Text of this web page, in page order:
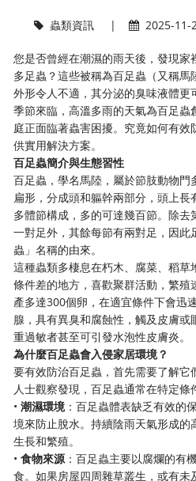
蟲類資訊| 2025-
您是否曾經在潮濕的雨天後，發現家
多足蟲？這些被稱為百足蟲（又稱
外形令人不適，其分泌的臭味液體更
季節來臨，高溫多雨的天氣為百足蟲
庭正面臨著蟲害困擾。究竟如何有
供實用解決方案。
百足蟲簡介與生態習性
百足蟲，學名馬陸，屬於節肢動物
扁形，分成頭和軀幹兩部分，頭上
多體節構成，多的可達幾百節。除
一對足外，其餘每節有兩對足，因此
蟲」名稱的由來。
這種蟲類多棲息在朽木、腐菜、稻草
條件差的地方，喜歡聚群活動，繁殖
產多達300個卵，在適宜條件下會迅
腺，具有異臭和腐蝕性，觸及皮膚
重過敏者甚至可引發水泡性皮膚炎。
為什麼百足蟲會入侵家居環境？
要有效防治百足蟲，首先需要了解
人士觀察發現，百足蟲通常在特定條
•潮濕環境：百足蟲體表缺乏有效的
境來防止脫水。持續陰雨天氣形成
生長和繁殖。
•食物來源：百足蟲主要以腐爛的有
食。如果房屋四周雜草叢生，或有未